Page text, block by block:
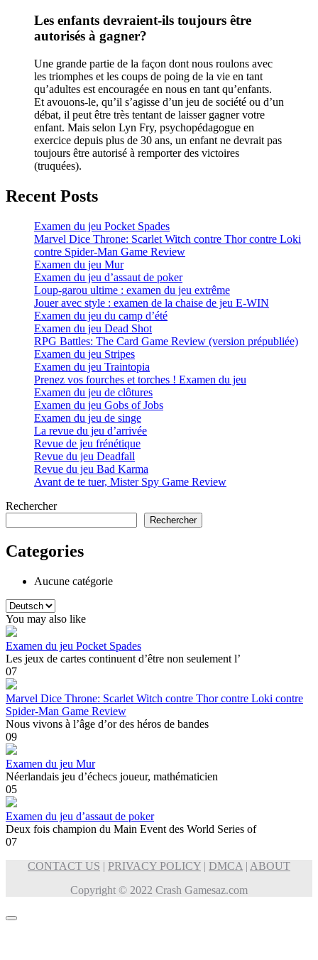
Les enfants devraient-ils toujours être
autorisés à gagner?
Une grande partie de la façon dont nous roulons avec
les triomphes et les coups de poing de la vie en tant
qu’adultes est encouragée en nous en tant qu’enfants.
Et avouons-le, qu’il s’agisse d’un jeu de société ou d’un
débat, il peut être très tentant de laisser gagner votre
enfant. Mais selon Lyn Fry, psychopédagogue en
exercice depuis plus de 30 ans, un enfant ne devrait pas
toujours être autorisé à remporter des victoires
(truquées).
Recent Posts
Examen du jeu Pocket Spades
Marvel Dice Throne: Scarlet Witch contre Thor contre Loki
contre Spider-Man Game Review
Examen du jeu Mur
Examen du jeu d’assaut de poker
Loup-garou ultime : examen du jeu extrême
Jouer avec style : examen de la chaise de jeu E-WIN
Examen du jeu du camp d’été
Examen du jeu Dead Shot
RPG Battles: The Card Game Review (version prépubliée)
Examen du jeu Stripes
Examen du jeu Traintopia
Prenez vos fourches et torches ! Examen du jeu
Examen du jeu de clôtures
Examen du jeu Gobs of Jobs
Examen du jeu de singe
La revue du jeu d’arrivée
Revue de jeu frénétique
Revue du jeu Deadfall
Revue du jeu Bad Karma
Avant de te tuer, Mister Spy Game Review
Rechercher
Rechercher
Categories
Aucune catégorie
Choisir
une
langue
You may also like
Examen du jeu Pocket Spades
Les jeux de cartes continuent d’être non seulement l’
07
Marvel Dice Throne: Scarlet Witch contre Thor contre Loki contre
Spider-Man Game Review
Nous vivons à l’âge d’or des héros de bandes
09
Examen du jeu Mur
Néerlandais jeu d’échecs joueur, mathématicien
05
Examen du jeu d’assaut de poker
Deux fois champion du Main Event des World Series of
07
CONTACT US | PRIVACY POLICY | DMCA | ABOUT
Copyright © 2022 Crash Gamesaz.com